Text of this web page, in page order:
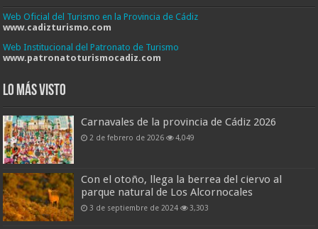
Web Oficial del Turismo en la Provincia de Cádiz
www.cadizturismo.com
Web Institucional del Patronato de Turismo
www.patronatoturismocadiz.com
Lo más visto
Carnavales de la provincia de Cádiz 2026
2 de febrero de 2026 4,049
Con el otoño, llega la berrea del ciervo al
parque natural de Los Alcornocales
3 de septiembre de 2024 3,303